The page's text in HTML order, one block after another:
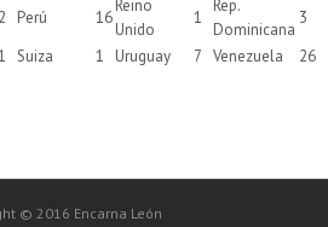
2 Perú 16
Reino
Unido
1
Rep.
Dominicana
3
Suiza 1 Uruguay 7 Venezuela 26
© 2016 Encarna León